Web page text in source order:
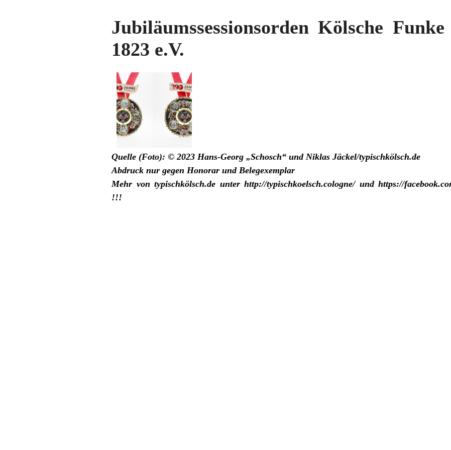
Jubiläumssessionsorden Kölsche
1823 e.V.
Quelle (Foto): © 2023 Hans-Georg „Schosch“ und Niklas Jäckel/typischkölsch.de
Abdruck nur gegen Honorar und Belegexemplar
Mehr von typischkölsch.de unter http://typischkoelsch.cologne/und https://
!!!